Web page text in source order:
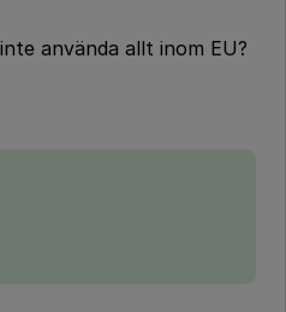
använda allt inom EU?